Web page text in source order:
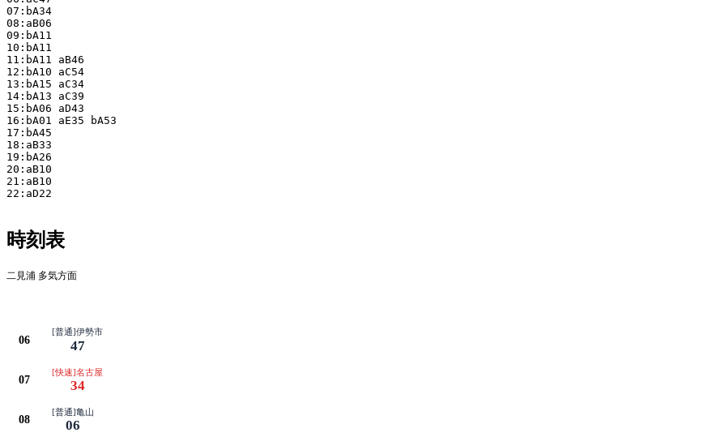
07:bA34
08:aB06
09:bA11
10:bA11
11:bA11 aB46
12:bA10 aC54
13:bA15 aC34
14:bA13 aC39
15:bA06 aD43
16:bA01 aE35 bA53
17:bA45
18:aB33
19:bA26
20:aB10
21:aB10
22:aD22
時刻表
二見浦 多気方面
06
[普通]伊勢市
47
07
[快速]名古屋
34
08
[普通]亀山
06